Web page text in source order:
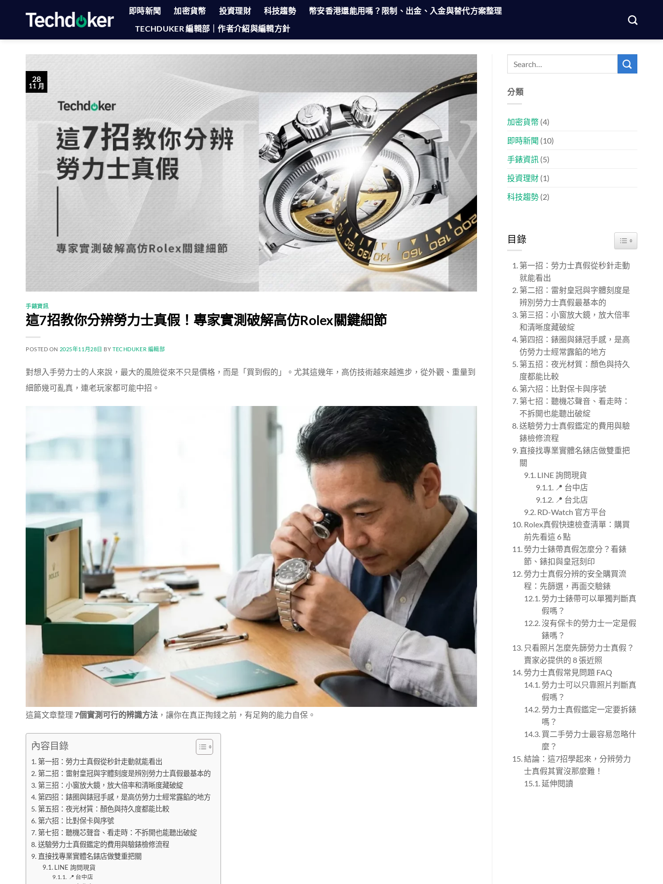
即時新聞 加密貨幣 投資理財 科技趨勢
幣安香港還能用嗎？限制、出金、入金與替代方案整理
TECHDUKER 編輯部｜作者介紹與編輯方針
28
11 月
手錶資訊
這7招教你分辨勞力士真假！專家實測破解高仿Rolex關鍵細節
POSTED ON 2025年11月28日 BYTECHDUKER 編輯部
對想入手勞力士的人來說，最大的風險從來不只是價格，而是「買到假的」。尤其這幾年，高仿技術越來越進步，從外觀、重量到
細節幾可亂真，連老玩家都可能中招。
這篇文章整理 7個實測可行的辨識方法 ，讓你在真正掏錢之前，有足夠的能力自保。
內容目錄
第一招：勞力士真假從秒針走動就能看出
第二招：雷射皇冠與字體刻度是辨別勞力士真假最基本的
第三招：小窗放大鏡，放大倍率和清晰度藏破綻
第四招：錶圈與錶冠手感，是高仿勞力士經常露餡的地方
第五招：夜光材質：顏色與持久度都能比較
第六招：比對保卡與序號
第七招：聽機芯聲音、看走時：不拆開也能聽出破綻
送驗勞力士真假鑑定的費用與驗錶檢修流程
直接找專業實體名錶店做雙重把關
LINE 詢問現貨
📍 台中店
分類
加密貨幣 (4)
即時新聞 (10)
手錶資訊 (5)
投資理財 (1)
科技趨勢 (2)
目錄 TOGGLE
第一招：勞力士真假從秒針走動
就能看出
第二招：雷射皇冠與字體刻度是
辨別勞力士真假最基本的
第三招：小窗放大鏡，放大倍率
和清晰度藏破綻
第四招：錶圈與錶冠手感，是高
仿勞力士經常露餡的地方
第五招：夜光材質：顏色與持久
度都能比較
第六招：比對保卡與序號
第七招：聽機芯聲音、看走時：
不拆開也能聽出破綻
送驗勞力士真假鑑定的費用與驗
錶檢修流程
直接找專業實體名錶店做雙重把
關
LINE 詢問現貨
📍 台中店
📍 台北店
RD-Watch 官方平台
Rolex真假快速檢查清單：購買
前先看這 6 點
勞力士錶帶真假怎麼分？看錶
節、錶扣與皇冠刻印
勞力士真假分辨的安全購買流
程：先篩選，再面交驗錶
勞力士錶帶可以單獨判斷真
假嗎？
沒有保卡的勞力士一定是假
錶嗎？
只看照片怎麼先篩勞力士真假？
賣家必提供的 8 張近照
勞力士真假常見問題 FAQ
勞力士可以只靠照片判斷真
假嗎？
勞力士真假鑑定一定要拆錶
嗎？
買二手勞力士最容易忽略什
麼？
結論：這7招學起來，分辨勞力
士真假其實沒那麼難！
延伸閱讀